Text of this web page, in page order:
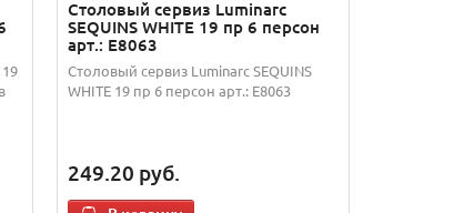
Столовый сервиз Luminarc
SEQUINS WHITE 19 пр 6 персон
арт.: E8063
Столовый сервиз Luminarc SEQUINS
WHITE 19 пр 6 персон арт.: E8063
249.20 руб.